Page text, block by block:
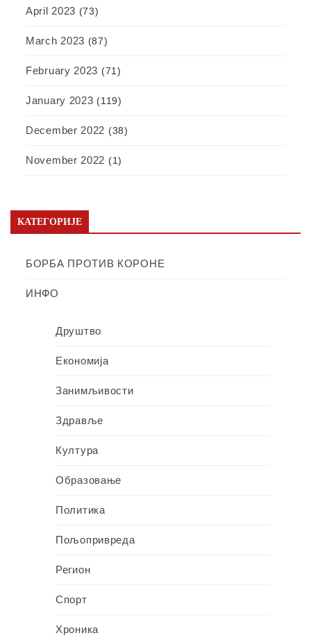
April 2023 (73)
March 2023 (87)
February 2023 (71)
January 2023 (119)
December 2022 (38)
November 2022 (1)
КАТЕГОРИЈЕ
БОРБА ПРОТИВ КОРОНЕ
ИНФО
Друштво
Економија
Занимљивости
Здравље
Култура
Образовање
Политика
Пољопривреда
Регион
Спорт
Хроника